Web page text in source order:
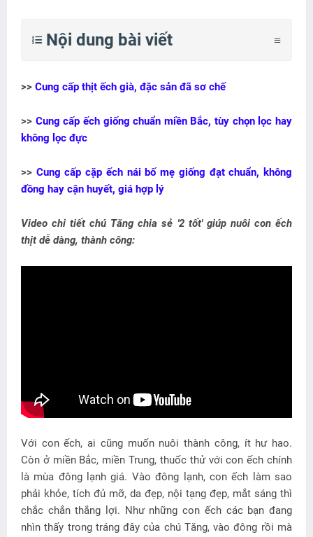
Nội dung bài viết
>> Cung cấp thịt ếch già, đặc sản đã sơ chế
>> Cung cấp ếch giống chuẩn miền Bắc, tùy chọn lọc hay
không lọc đực
>> Cung cấp cặp ếch nái bố mẹ giống đạt chuẩn, không
đồng hay cận huyết, giá hợp lý
Video chi tiết chú Tăng chia sẻ '2 tốt' giúp nuôi con ếch
thịt dễ dàng, thành công:
Với con ếch, ai cũng muốn nuôi thành công, ít hư hao.
Còn ở miền Bắc, miền Trung, thuốc thử với con ếch chính
là mùa đông lạnh giá. Vào đông lạnh, con ếch làm sao
phải khỏe, tích đủ mỡ, da đẹp, nội tạng đẹp, mắt sáng thì
chắc chắn thắng lợi. Như những con ếch các bạn đang
nhìn thấy trong tráng đây của chú Tăng, vào đông rồi mà